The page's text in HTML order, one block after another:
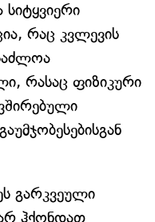
რაც კვლევის
რასაც ფიზიკური
გარკვეული
ჰქონდათ